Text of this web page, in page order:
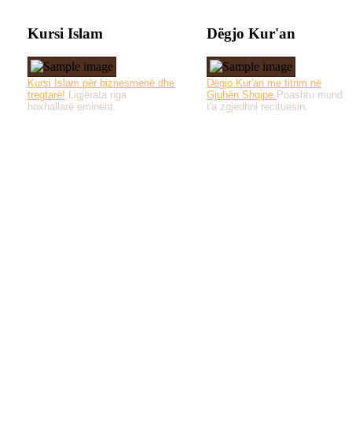
Kursi Islam
Kursi Islam për biznesmenë dhe
tregtarë! Ligjërata nga
hoxhallarë eminent.
Dëgjo Kur'an
Dëgjo Kur'an me titrim në
Gjuhën Shqipe. Poashtu mund
t'a zgjedhni recituesin.